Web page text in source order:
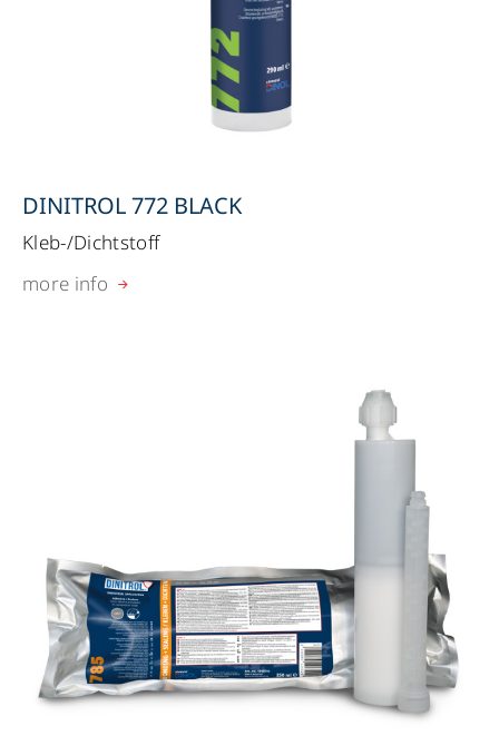
DINITROL 772 BLACK
Kleb-/Dichtstoff
more info